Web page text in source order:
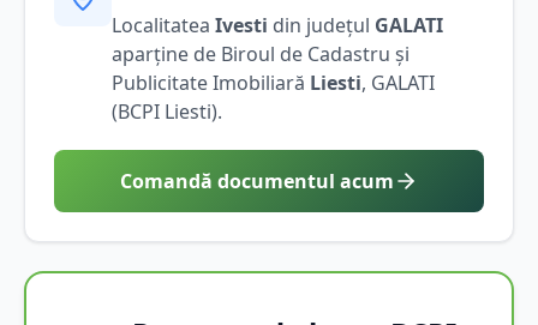
Localitatea Ivesti din județul GALATI
aparține de Biroul de Cadastru și
Publicitate Imobiliară Liesti, GALATI
(BCPI Liesti).
Comandă documentul acum